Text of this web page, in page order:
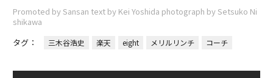
Promoted by Sansan text by Kei Yoshida photograph by Setsuko Ni
shikawa
タグ：
三木谷浩史 楽天 eight メリルリンチ コーチ